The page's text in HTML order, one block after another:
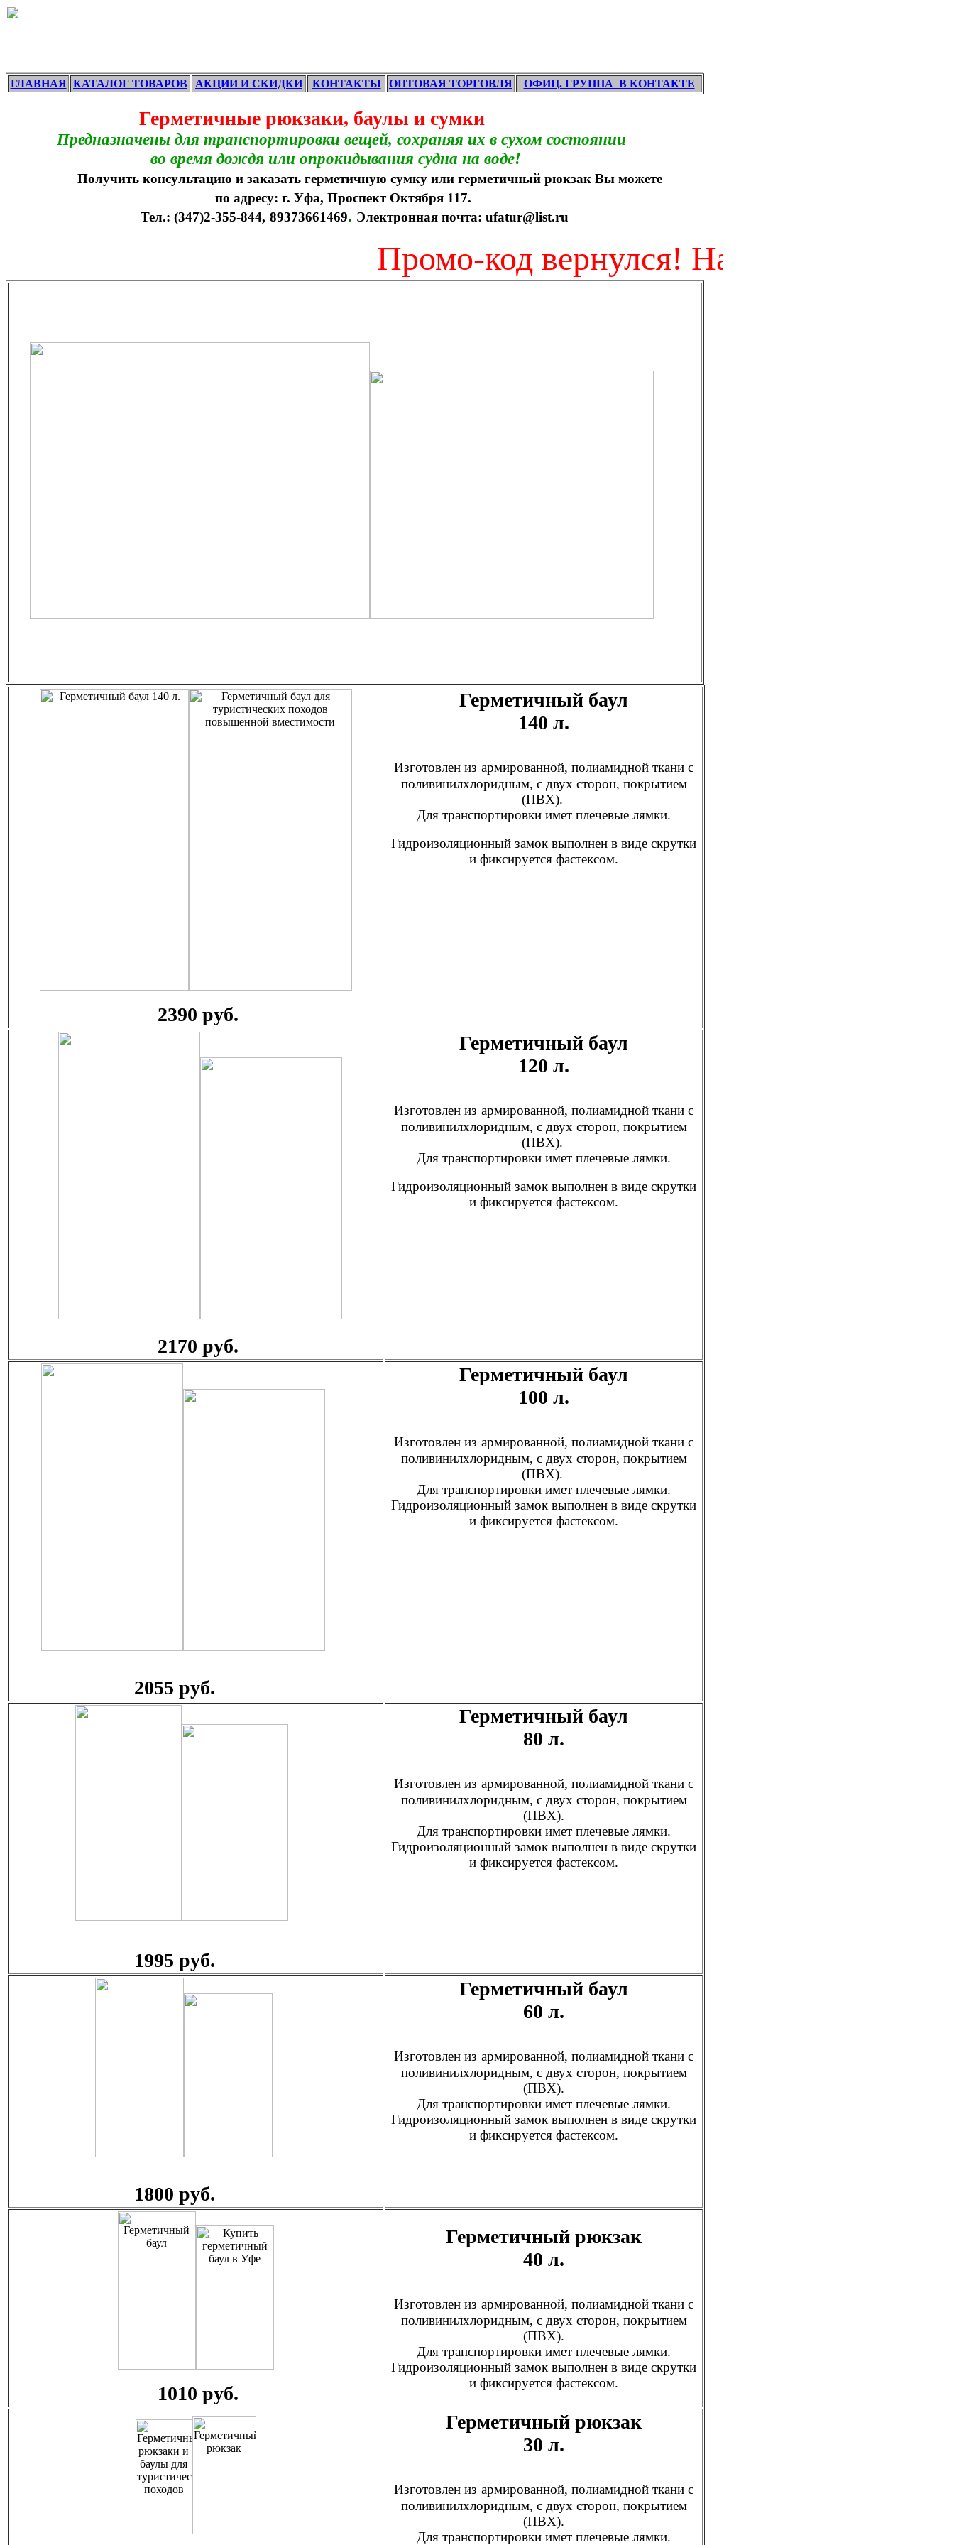
ГЛАВНАЯ КАТАЛОГ ТОВАРОВ АКЦИИ И СКИДКИ КОНТАКТЫ ОПТОВАЯ ТОРГОВЛЯ ОФИЦ. ГРУППА В КОНТАКТЕ
Герметичные рюкзаки, баулы и сумки
Предназначены для транспортировки вещей, сохраняя их в сухом состоянии
во время дождя или опрокидывания судна на воде!
Получить консультацию и заказать герметичную сумку или герметичный рюкзак Вы можете
по адресу: г. Уфа, Проспект Октября 117.
Тел.: (347)2-355-844, 89373661469. Электронная почта: ufatur@list.ru
Промо-код вернулся! Найди его внизу
2390 руб.
Герметичный баул
140 л.
Изготовлен из армированной, полиамидной ткани с
поливинилхлоридным, с двух сторон, покрытием
(ПВХ).
Для транспортировки имет плечевые лямки.
Гидроизоляционный замок выполнен в виде скрутки
и фиксируется фастексом.
2170 руб.
Герметичный баул
120 л.
Изготовлен из армированной, полиамидной ткани с
поливинилхлоридным, с двух сторон, покрытием
(ПВХ).
Для транспортировки имет плечевые лямки.
Гидроизоляционный замок выполнен в виде скрутки
и фиксируется фастексом.
2055 руб.
Герметичный баул
100 л.
Изготовлен из армированной, полиамидной ткани с
поливинилхлоридным, с двух сторон, покрытием
(ПВХ).
Для транспортировки имет плечевые лямки.
Гидроизоляционный замок выполнен в виде скрутки
и фиксируется фастексом.
1995 руб.
Герметичный баул
80 л.
Изготовлен из армированной, полиамидной ткани с
поливинилхлоридным, с двух сторон, покрытием
(ПВХ).
Для транспортировки имет плечевые лямки.
Гидроизоляционный замок выполнен в виде скрутки
и фиксируется фастексом.
1800 руб.
Герметичный баул
60 л.
Изготовлен из армированной, полиамидной ткани с
поливинилхлоридным, с двух сторон, покрытием
(ПВХ).
Для транспортировки имет плечевые лямки.
Гидроизоляционный замок выполнен в виде скрутки
и фиксируется фастексом.
1010 руб.
Герметичный рюкзак
40 л.
Изготовлен из армированной, полиамидной ткани с
поливинилхлоридным, с двух сторон, покрытием
(ПВХ).
Для транспортировки имет плечевые лямки.
Гидроизоляционный замок выполнен в виде скрутки
и фиксируется фастексом.
Герметичный рюкзак
30 л.
Изготовлен из армированной, полиамидной ткани с
поливинилхлоридным, с двух сторон, покрытием
(ПВХ).
Для транспортировки имет плечевые лямки.